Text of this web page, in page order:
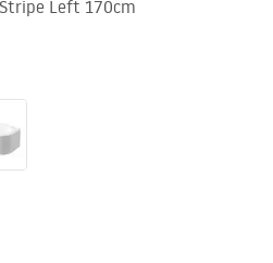
Left 170cm